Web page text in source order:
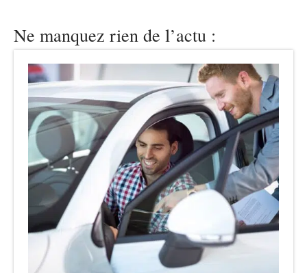
Ne manquez rien de l’actu :